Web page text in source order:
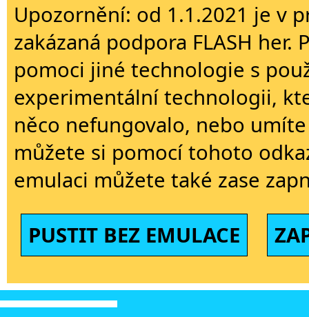
Upozornění: od 1.1.2021 je v
zakázaná podpora FLASH
pomoci jiné technologie s
experimentální technologii,
něco nefungovalo, nebo
můžete si pomocí tohoto
emulaci můžete také zase
PUSTIT BEZ EMULACE